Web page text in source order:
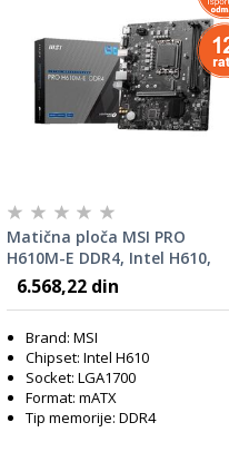
Matična ploča MSI PRO
H610M-E DDR4, Intel H610,
LGA1700, mATX
6.568,22 din
Brand: MSI
Chipset: Intel H610
Socket: LGA1700
Format: mATX
Tip memorije: DDR4